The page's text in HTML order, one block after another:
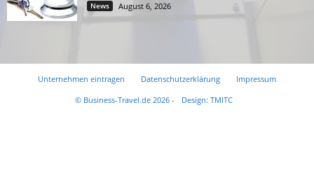
News August 6, 2026
Unternehmen eintragen Datenschutzerklärung
Impressum
© Business-Travel.de 2026 -
Design: TMITC